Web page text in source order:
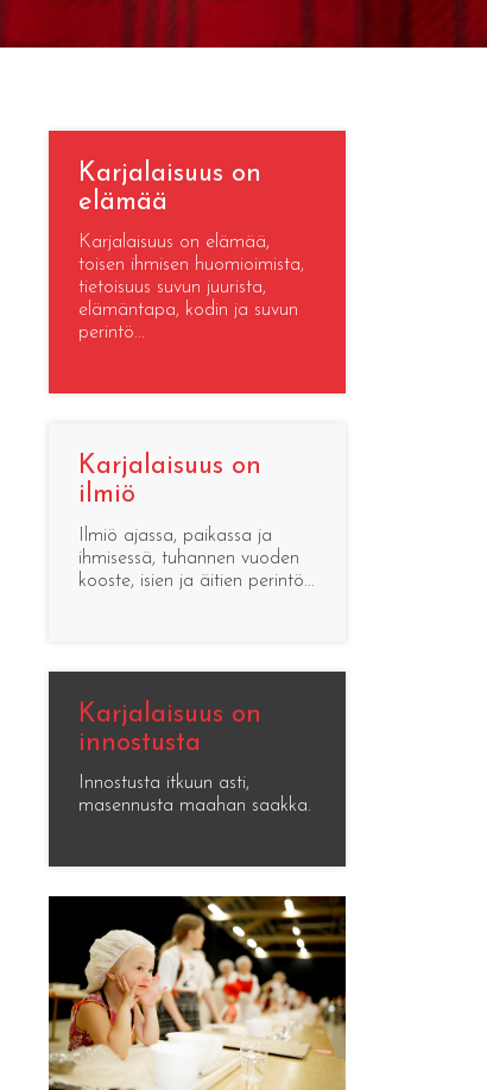
Karjalaisuus on
elämää
Karjalaisuus on elämää,
toisen ihmisen huomioimista,
tietoisuus suvun juurista,
elämäntapa, kodin ja suvun
perintö...
Karjalaisuus on
ilmiö
Ilmiö ajassa, paikassa ja
ihmisessä, tuhannen vuoden
kooste, isien ja äitien perintö...
Karjalaisuus on
innostusta
Innostusta itkuun asti,
masennusta maahan saakka.